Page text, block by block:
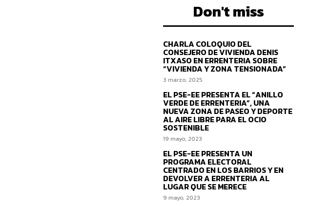
Don't miss
CHARLA COLOQUIO DEL
CONSEJERO DE VIVIENDA DENIS
ITXASO EN ERRENTERIA SOBRE
“VIVIENDA Y ZONA TENSIONADA”
3 marzo, 2025
EL PSE-EE PRESENTA EL “ANILLO
VERDE DE ERRENTERIA”, UNA
NUEVA ZONA DE PASEO Y DEPORTE
AL AIRE LIBRE PARA EL OCIO
SOSTENIBLE
19 mayo, 2023
EL PSE-EE PRESENTA UN
PROGRAMA ELECTORAL
CENTRADO EN LOS BARRIOS Y EN
DEVOLVER A ERRENTERIA AL
LUGAR QUE SE MERECE
9 mayo, 2023